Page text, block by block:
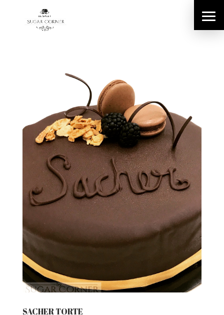
SACHER TORTE